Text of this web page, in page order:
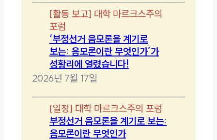
[활동 보고] 대학 마르크스주의
포럼
‘부정선거 음모론을 계기로
보는: 음모론이란 무엇인가’가
성황리에 열렸습니다!
2026년 7월 17일
[일정] 대학 마르크스주의 포럼
부정선거 음모론을 계기로 보는:
음모론이란 무엇인가